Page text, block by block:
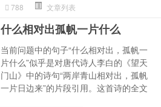
788 文章列表
什么相对出孤帆一片什么
当前问题中的句子“什么相对出，孤帆一
片什么”似乎是对唐代诗人李白的《望天
门山》中的诗句“两岸青山相对出，孤帆
一片日边来”的片段引用。这首诗的全文